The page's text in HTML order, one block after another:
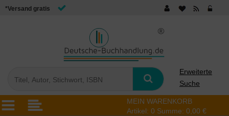
*Versand gratis
Erweiterte
Suche
MEIN WARENKORB
Artikel: 0 Summe: 0,00 €